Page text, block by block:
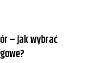
– jak wybrać